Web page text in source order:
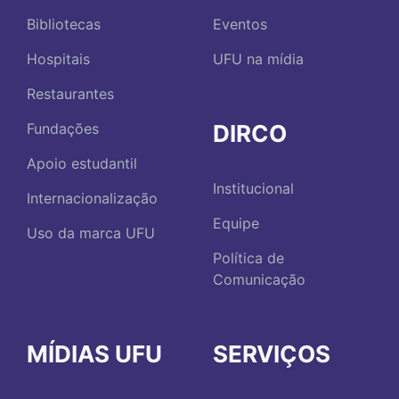
Bibliotecas
Hospitais
Restaurantes
Fundações
Apoio estudantil
Internacionalização
Uso da marca UFU
Eventos
UFU na mídia
DIRCO
Institucional
Equipe
Política de
Comunicação
MÍDIAS UFU SERVIÇOS